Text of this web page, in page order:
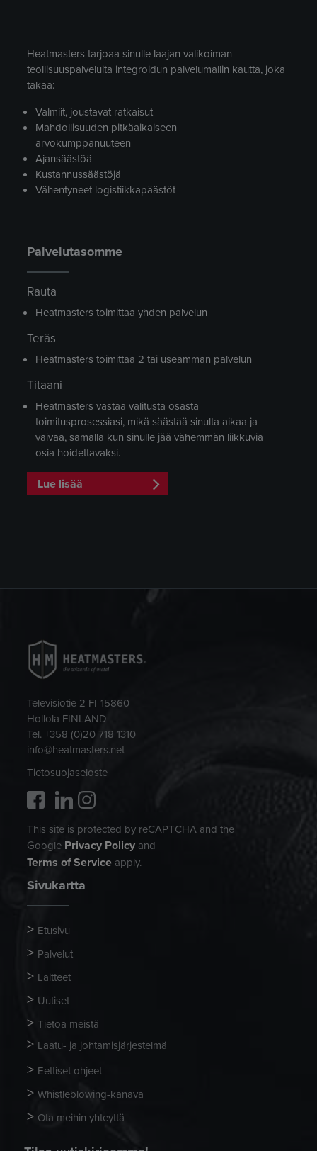
Heatmasters tarjoaa sinulle laajan valikoiman
teollisuuspalveluita integroidun palvelumallin kautta, joka
takaa:
Valmiit, joustavat ratkaisut
Mahdollisuuden pitkäaikaiseen
arvokumppanuuteen
Ajansäästöä
Kustannussäästöjä
Vähentyneet logistiikkapäästöt
Palvelutasomme
Rauta
Heatmasters toimittaa yhden palvelun
Teräs
Heatmasters toimittaa 2 tai useamman palvelun
Titaani
Heatmasters vastaa valitusta osasta
toimitusprosessiasi, mikä säästää sinulta aikaa ja
vaivaa, samalla kun sinulle jää vähemmän liikkuvia
osia hoidettavaksi.
Lue lisää
Televisiotie 2 FI-15860
Hollola FINLAND
Tel. +358 (0)20 718 1310
info@heatmasters.net
Tietosuojaseloste
This site is protected by reCAPTCHA and the
Google Privacy Policyand
Terms of Serviceapply.
Sivukartta
Etusivu
Palvelut
Laitteet
Uutiset
Tietoa meistä
Laatu- ja johtamisjärjestelmä
Eettiset ohjeet
Whistleblowing-kanava
Ota meihin yhteyttä